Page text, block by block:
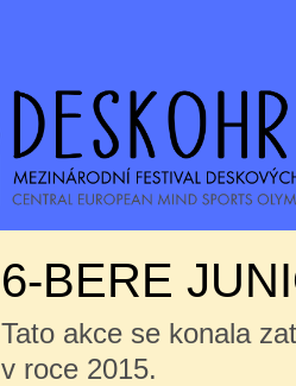
6-BERE
Tato akce se konala
v roce 2015.